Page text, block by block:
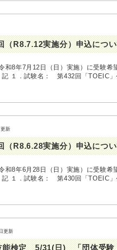
（R8.7.12実施分）申込につ
8年7月12日（日）実施）に受験希
第432回「TOEIC」公開
新
（R8.6.28実施分）申込につ
8年6月28日（日）実施）に受験希
第430回「TOEIC」公開
更新
能検定 5/31(日) 「団体受験